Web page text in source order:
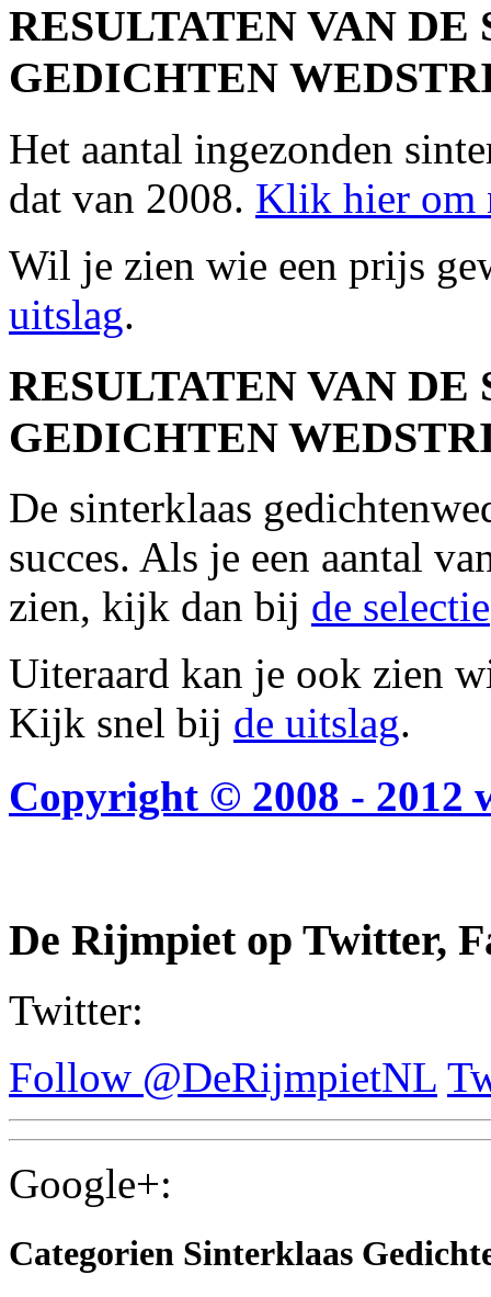
RESULTATEN VAN
GEDICHTEN
Het aantal ingezonden
dat van 2008. Klik hier om
Wil je zien wie een prijs
uitslag.
RESULTATEN VAN
GEDICHTEN
De sinterklaas
succes. Als je een aantal
zien, kijk dan bij de selectie
Uiteraard kan je ook zien
Kijk snel bij de uitslag.
Copyright © 2008 - 2012
De Rijmpiet op Twitter,
Twitter:
Follow @DeRijmpietNL
Google+:
Categorien Sinterklaas